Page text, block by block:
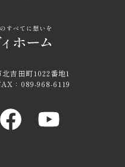
吉田町1022番地1
：089-968-6119